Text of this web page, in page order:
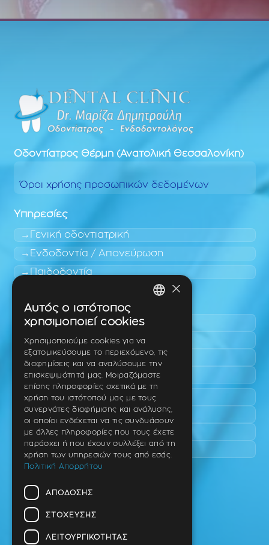
Οδοντίατρος Θέρμη (Ανατολική Θεσσαλονίκη)
Όροι χρήσης προσωπικών δεδομένων
Υπηρεσίες
Γενική οδοντιατρική
Ενδοδοντία / Απονεύρωση
Παιδοδοντία
Πυλαία
Τριάδι
Νέο Ρύσιο
Επανομή
Περαία
Καλαμαριά
Πανόραμα
Χαριλάου
Ταβάκη – Θ. Λίτσα 10 (γωνία),
Θέρμη – Θεσσαλονίκη
T.K 57001
×
Αυτός ο ιστότοπος
χρησιμοποιεί cookies
Χρησιμοποιούμε cookies για να
εξατομικεύσουμε το περιεχόμενο, τις
διαφημίσεις και να αναλύσουμε την
επισκεψιμότητά μας. Μοιραζόμαστε
επίσης πληροφορίες σχετικά με τη
χρήση του ιστότοπού μας με τους
συνεργάτες διαφήμισης και ανάλυσης,
οι οποίοι ενδέχεται να τις συνδυάσουν
με άλλες πληροφορίες που τους έχετε
παράσχει ή που έχουν συλλέξει από τη
χρήση των υπηρεσιών τους από εσάς.
Πολιτική Απορρήτου
ΑΠΌΔΟΣΗΣ
ΣΤΌΧΕΥΣΗΣ
ΛΕΙΤΟΥΡΓΙΚΌΤΗΤΑΣ